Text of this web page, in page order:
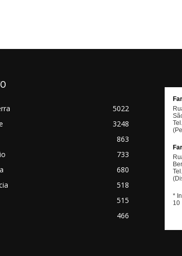
5022
3248
863
733
680
518
515
466